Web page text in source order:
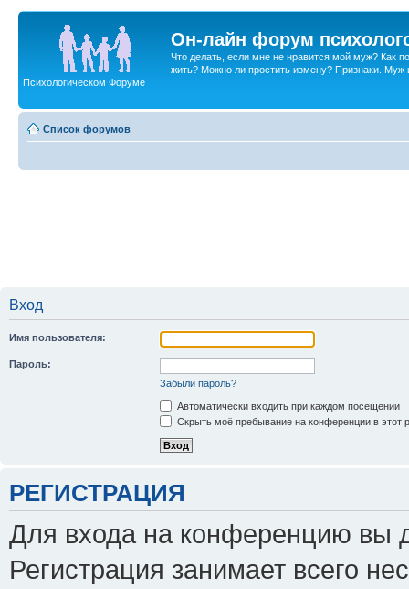
Он-лайн форум
Что делать, если мне не нравится мой муж? Как
жить? Можно ли простить измену? Признаки. Муж
Психологическом Форуме
Список форумов
Вход
Имя пользователя:
Пароль:
Забыли пароль?
Автоматически входить при каждом посещении
Скрыть моё пребывание на конференции в этот
РЕГИСТРАЦИЯ
Для входа на конференцию вы
Регистрация занимает всего